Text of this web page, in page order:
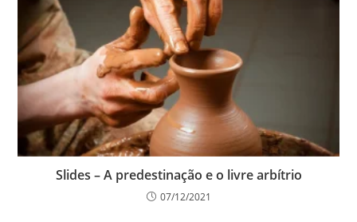
Slides – A predestinação e o livre arbítrio
07/12/2021